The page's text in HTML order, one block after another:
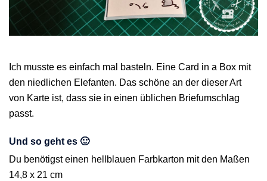
Ich musste es einfach mal basteln. Eine Card in a Box mit
den niedlichen Elefanten. Das schöne an der dieser Art
von Karte ist, dass sie in einen üblichen Briefumschlag
passt.
Und so geht es 🙂
Du benötigst einen hellblauen Farbkarton mit den Maßen
14,8 x 21 cm